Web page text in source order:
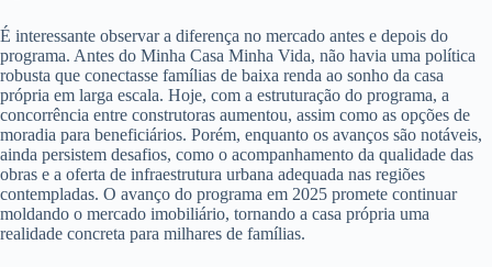
É interessante observar a diferença no mercado antes e depois do
programa. Antes do Minha Casa Minha Vida, não havia uma política
robusta que conectasse famílias de baixa renda ao sonho da casa
própria em larga escala. Hoje, com a estruturação do programa, a
concorrência entre construtoras aumentou, assim como as opções de
moradia para beneficiários. Porém, enquanto os avanços são notáveis,
ainda persistem desafios, como o acompanhamento da qualidade das
obras e a oferta de infraestrutura urbana adequada nas regiões
contempladas. O avanço do programa em 2025 promete continuar
moldando o mercado imobiliário, tornando a casa própria uma
realidade concreta para milhares de famílias.